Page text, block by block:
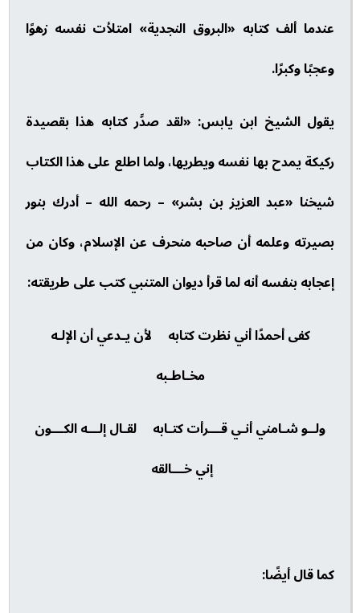
عندما ألف كتابه «البروق النجدية» امتلأت نفسه زهوًا
وعجبًا وكبرًا.
يقول الشيخ ابن يابس: «لقد صدَّر كتابه هذا بقصيدة
ركيكة يمدح بها نفسه ويطريها، ولما اطلع على هذا الكتاب
شيخنا «عبد العزيز بن بشر» – رحمه الله – أدرك بنور
بصيرته وعلمه أن صاحبه منحرف عن الإسلام، وكان من
إعجابه بنفسه أنه لما قرأ ديوان المتنبي كتب على طريقته:
كفى أحمدًا أني نظرت كتابه لأن يـدعي أن الإلـه
مخـاطـبه
ولــو شـامني أنـي قـــرأت كتـابه لقـال إلـــه الكـــون
إني خـــالقه
كما قال أيضًا: